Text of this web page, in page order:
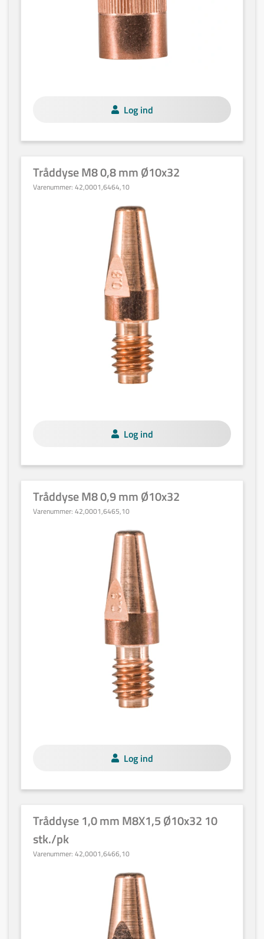
Log ind
Tråddyse M8 0,8 mm Ø10x32
Varenummer: 42,0001,6464,10
Log ind
Tråddyse M8 0,9 mm Ø10x32
Varenummer: 42,0001,6465,10
Log ind
Tråddyse 1,0 mm M8X1,5 Ø10x32 10
stk./pk
Varenummer: 42,0001,6466,10